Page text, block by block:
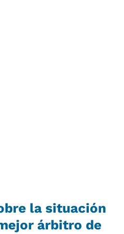
la situación
árbitro de